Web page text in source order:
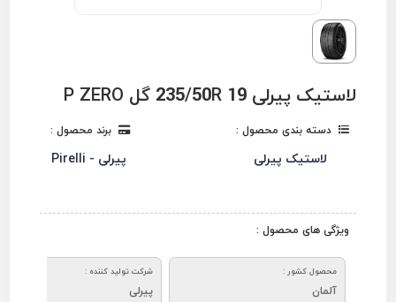
لاستیک پیرلی 235/50R 19 گل P ZERO
دسته بندی محصول :
لاستیک پیرلی
برند محصول :
پیرلی - Pirelli
ویژگی های محصول :
محصول کشور :
آلمان
شرکت تولید کننده :
پیرلی